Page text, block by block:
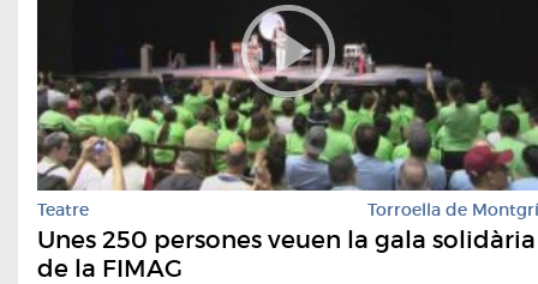
Teatre Torroella de Montgrí
Unes 250 persones veuen la gala solidària
de la FIMAG